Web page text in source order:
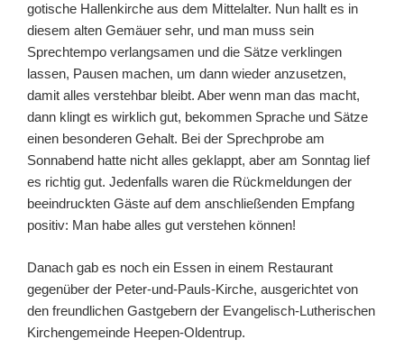
gotische Hallenkirche aus dem Mittelalter. Nun hallt es in
diesem alten Gemäuer sehr, und man muss sein
Sprechtempo verlangsamen und die Sätze verklingen
lassen, Pausen machen, um dann wieder anzusetzen,
damit alles verstehbar bleibt. Aber wenn man das macht,
dann klingt es wirklich gut, bekommen Sprache und Sätze
einen besonderen Gehalt. Bei der Sprechprobe am
Sonnabend hatte nicht alles geklappt, aber am Sonntag lief
es richtig gut. Jedenfalls waren die Rückmeldungen der
beeindruckten Gäste auf dem anschließenden Empfang
positiv: Man habe alles gut verstehen können!
Danach gab es noch ein Essen in einem Restaurant
gegenüber der Peter-und-Pauls-Kirche, ausgerichtet von
den freundlichen Gastgebern der Evangelisch-Lutherischen
Kirchengemeinde Heepen-Oldentrup.